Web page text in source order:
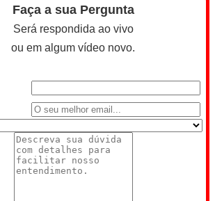
Faça a sua Pergunta
Será respondida ao vivo
ou em algum vídeo novo.